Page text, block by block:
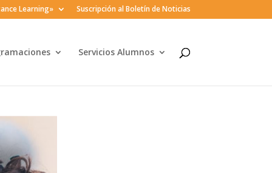
Learning» Suscripción al Boletín de Noticias
Servicios Alumnos